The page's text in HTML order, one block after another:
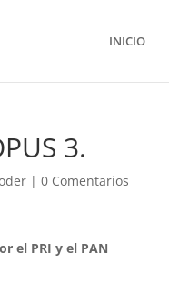
INICIO
3.
|0 Comentarios
el PRI y el PAN